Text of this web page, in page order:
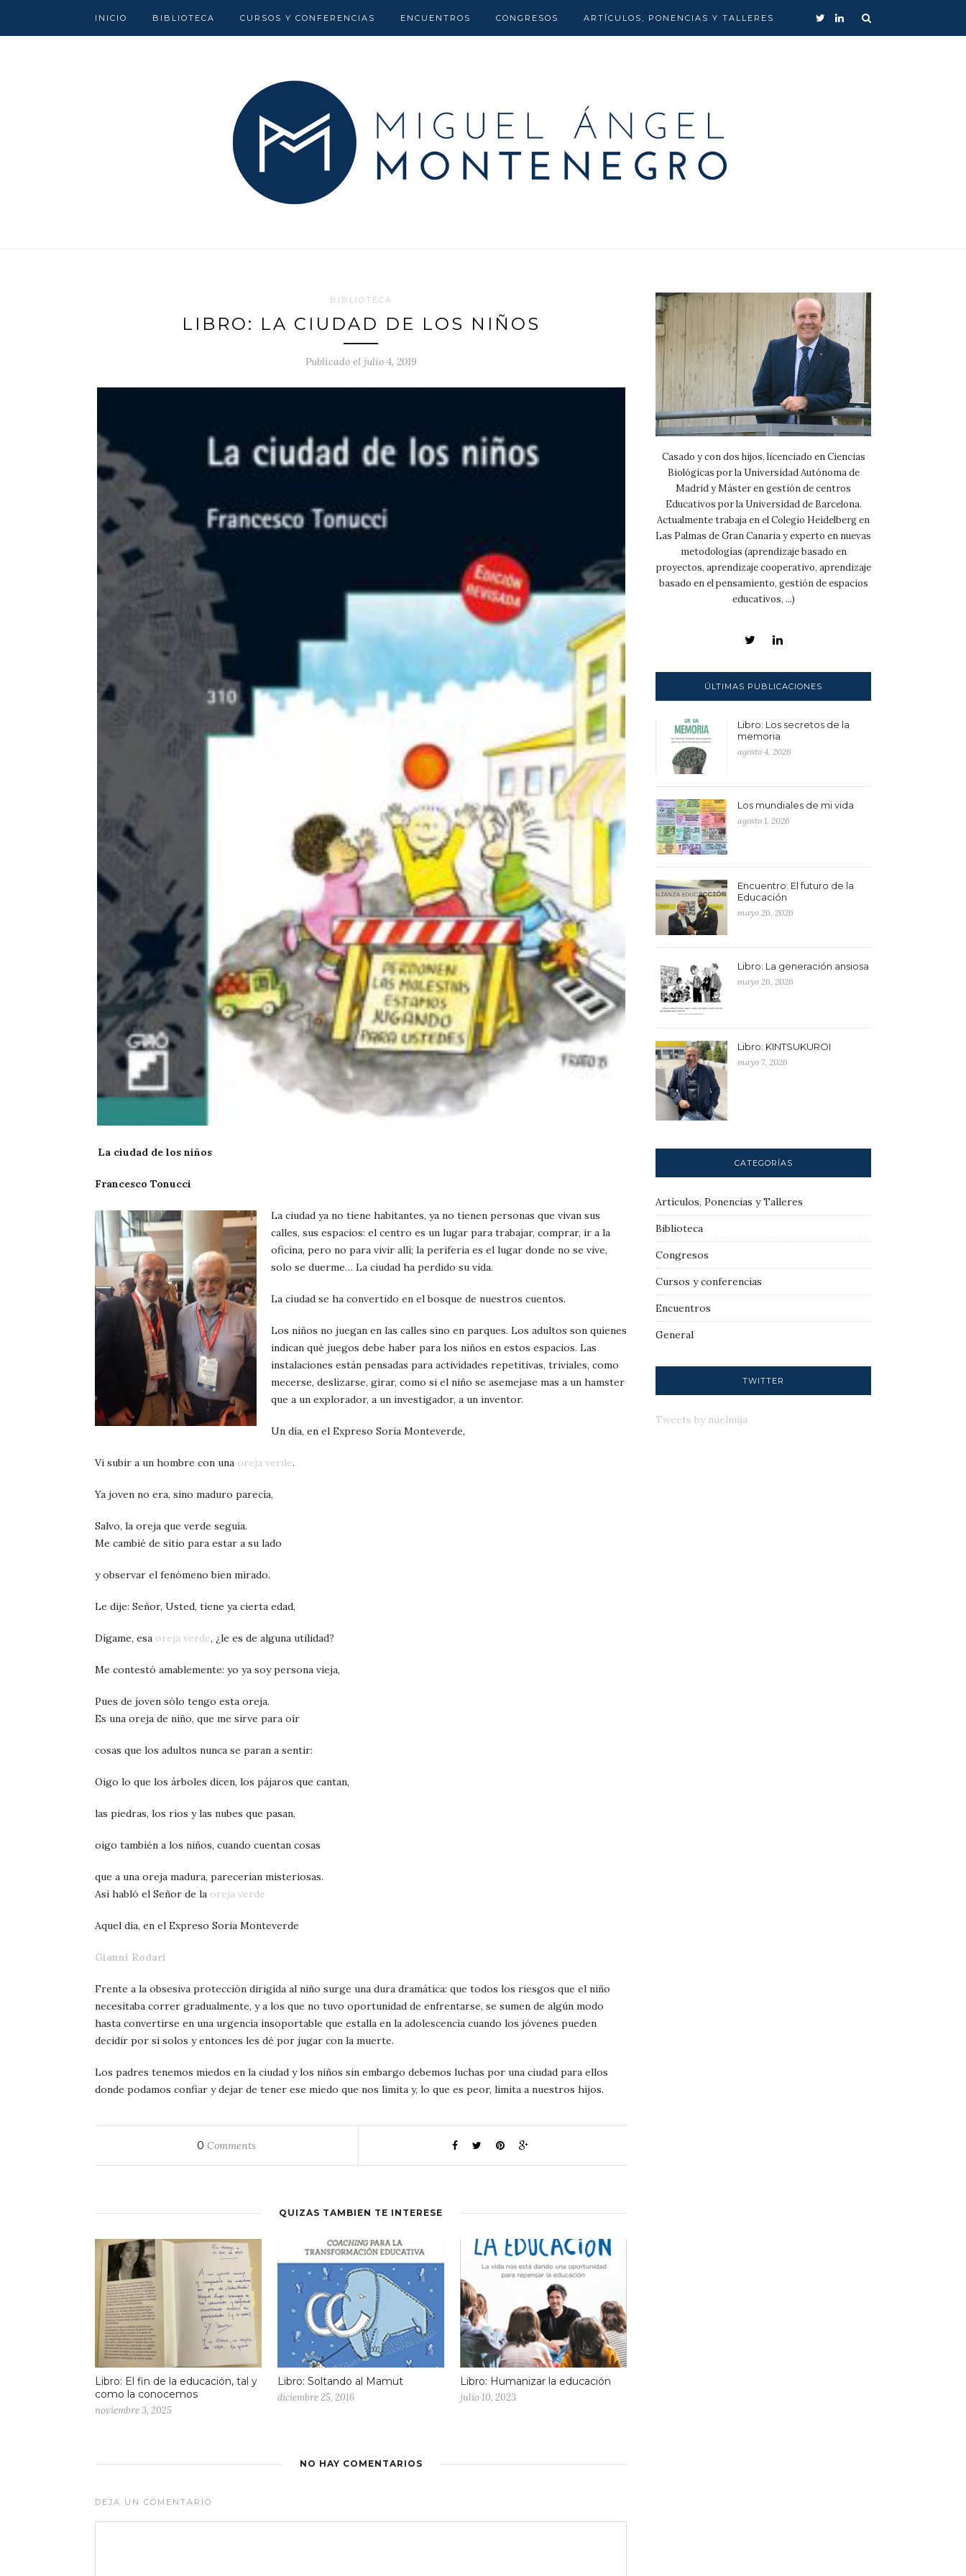
INICIO BIBLIOTECA CURSOS Y CONFERENCIAS ENCUENTROS CONGRESOS ARTÍCULOS, PONENCIAS Y TALLERES
BIBLIOTECA
LIBRO: LA CIUDAD DE LOS NIÑOS
Publicado el julio 4, 2019
La ciudad de los niños
Francesco Tonucci
La ciudad ya no tiene habitantes, ya no tienen personas que vivan sus
calles, sus espacios: el centro es un lugar para trabajar, comprar, ir a la
oficina, pero no para vivir allí; la periferia es el lugar donde no se vive,
solo se duerme… La ciudad ha perdido su vida.
La ciudad se ha convertido en el bosque de nuestros cuentos.
Los niños no juegan en las calles sino en parques. Los adultos son quienes
indican qué juegos debe haber para los niños en estos espacios. Las
instalaciones están pensadas para actividades repetitivas, triviales, como
mecerse, deslizarse, girar, como si el niño se asemejase mas a un hamster
que a un explorador, a un investigador, a un inventor.
Un día, en el Expreso Soria Monteverde,
Vi subir a un hombre con una oreja verde.
Ya joven no era, sino maduro parecía,
Salvo, la oreja que verde seguía.
Me cambié de sitio para estar a su lado
y observar el fenómeno bien mirado.
Le dije: Señor, Usted, tiene ya cierta edad,
Dígame, esa oreja verde, ¿le es de alguna utilidad?
Me contestó amablemente: yo ya soy persona vieja,
Pues de joven sólo tengo esta oreja.
Es una oreja de niño, que me sirve para oír
cosas que los adultos nunca se paran a sentir:
Oigo lo que los árboles dicen, los pájaros que cantan,
las piedras, los ríos y las nubes que pasan,
oigo también a los niños, cuando cuentan cosas
que a una oreja madura, parecerían misteriosas.
Así habló el Señor de la oreja verde
Aquel día, en el Expreso Soria Monteverde
Gianni Rodari
Frente a la obsesiva protección dirigida al niño surge una dura dramática: que todos los riesgos que el niño
necesitaba correr gradualmente, y a los que no tuvo oportunidad de enfrentarse, se sumen de algún modo
hasta convertirse en una urgencia insoportable que estalla en la adolescencia cuando los jóvenes pueden
decidir por si solos y entonces les dé por jugar con la muerte.
Los padres tenemos miedos en la ciudad y los niños sin embargo debemos luchas por una ciudad para ellos
donde podamos confiar y dejar de tener ese miedo que nos limita y, lo que es peor, limita a nuestros hijos.
0 Comments
QUIZÁS TAMBIÉN TE INTERESE
Libro: El fin de la educación, tal y
como la conocemos
noviembre 3, 2025
Libro: Soltando al Mamut
diciembre 25, 2016
Libro: Humanizar la educación
julio 10, 2023
NO HAY COMENTARIOS
DEJA UN COMENTARIO
Casado y con dos hijos, licenciado en Ciencias
Biológicas por la Universidad Autónoma de
Madrid y Máster en gestión de centros
Educativos por la Universidad de Barcelona.
Actualmente trabaja en el Colegio Heidelberg en
Las Palmas de Gran Canaria y experto en nuevas
metodologías (aprendizaje basado en
proyectos, aprendizaje cooperativo, aprendizaje
basado en el pensamiento, gestión de espacios
educativos, ...)
ÚLTIMAS PUBLICACIONES
Libro: Los secretos de la
memoria
agosto 4, 2026
Los mundiales de mi vida
agosto 1, 2026
Encuentro: El futuro de la
Educación
mayo 26, 2026
Libro: La generación ansiosa
mayo 26, 2026
Libro: KINTSUKUROI
mayo 7, 2026
CATEGORÍAS
Artículos, Ponencias y Talleres
Biblioteca
Congresos
Cursos y conferencias
Encuentros
General
TWITTER
Tweets by mielmija